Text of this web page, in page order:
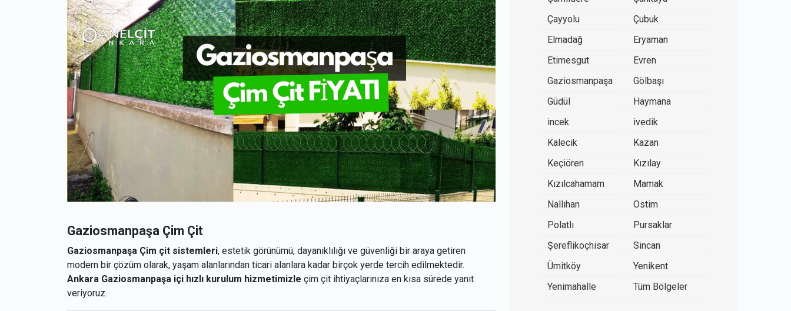
Gaziosmanpaşa Çim Çit
Gaziosmanpaşa Çim çit sistemleri, estetik görünümü, dayanıklılığı ve güvenliği bir araya getiren
modern bir çözüm olarak, yaşam alanlarından ticari alanlara kadar birçok yerde tercih edilmektedir.
Ankara Gaziosmanpaşa içi hızlı kurulum hizmetimizle çim çit ihtiyaçlarınıza en kısa sürede yanıt
veriyoruz.
Çayyolu
Çubuk
Elmadağ
Eryaman
Etimesgut
Evren
Gaziosmanpaşa
Gölbaşı
Güdül
Haymana
incek
ivedik
Kalecik
Kazan
Keçiören
Kızılay
Kızılcahamam
Mamak
Nallıhan
Ostim
Polatlı
Pursaklar
Şereflikoçhisar
Sincan
Ümitköy
Yenikent
Yenimahalle
Tüm Bölgeler